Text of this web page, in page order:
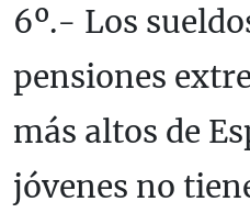
6º.- Los
pensiones
más altos de
jóvenes no